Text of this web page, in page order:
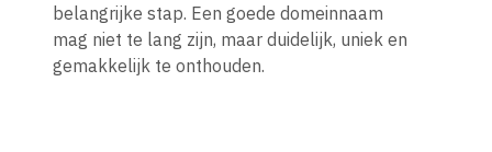
belangrijke stap. Een goede domeinnaam
mag niet te lang zijn, maar duidelijk, uniek en
gemakkelijk te onthouden.